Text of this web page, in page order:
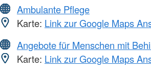
Ambulante Pflege
Karte: Link zur Google Maps
Angebote für Menschen mit
Karte: Link zur Google Maps